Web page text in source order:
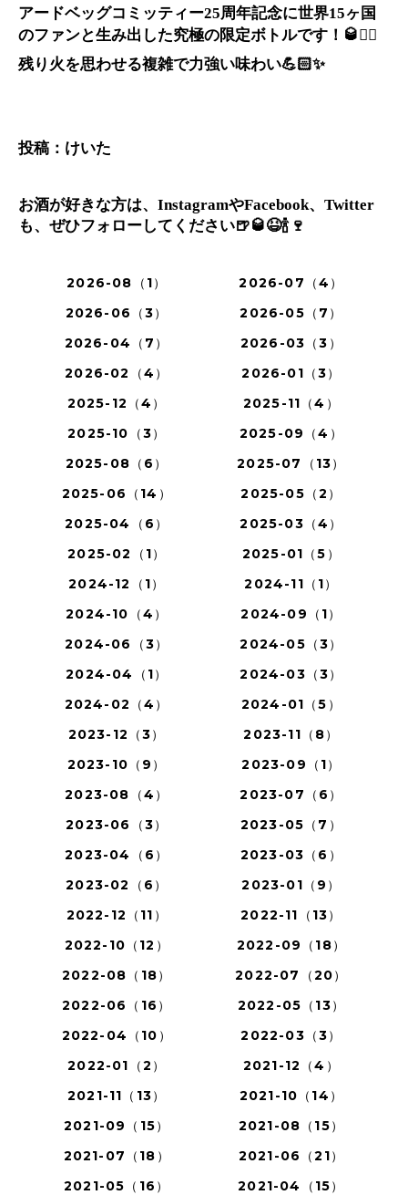
アードベッグコミッティー25周年記念に世界15ヶ国
のファンと生み出した究極の限定ボトルです！🥃👯‍♀️
残り火を思わせる複雑で力強い味わい💪🏻✨
投稿：けいた
お酒が好きな方は、InstagramやFacebook、Twitter
も、ぜひフォローしてください🍺🥃😆🍾🍷
2026-08（1）
2026-07（4）
2026-06（3）
2026-05（7）
2026-04（7）
2026-03（3）
2026-02（4）
2026-01（3）
2025-12（4）
2025-11（4）
2025-10（3）
2025-09（4）
2025-08（6）
2025-07（13）
2025-06（14）
2025-05（2）
2025-04（6）
2025-03（4）
2025-02（1）
2025-01（5）
2024-12（1）
2024-11（1）
2024-10（4）
2024-09（1）
2024-06（3）
2024-05（3）
2024-04（1）
2024-03（3）
2024-02（4）
2024-01（5）
2023-12（3）
2023-11（8）
2023-10（9）
2023-09（1）
2023-08（4）
2023-07（6）
2023-06（3）
2023-05（7）
2023-04（6）
2023-03（6）
2023-02（6）
2023-01（9）
2022-12（11）
2022-11（13）
2022-10（12）
2022-09（18）
2022-08（18）
2022-07（20）
2022-06（16）
2022-05（13）
2022-04（10）
2022-03（3）
2022-01（2）
2021-12（4）
2021-11（13）
2021-10（14）
2021-09（15）
2021-08（15）
2021-07（18）
2021-06（21）
2021-05（16）
2021-04（15）